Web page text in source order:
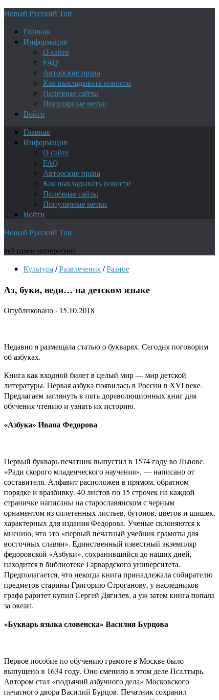
Новый Русский Топ
Главная
Информация
О сайте
FAQ
Авторские права
Как выкладывать новости
Полезные сайты
Популярные метки
Войти
Главная
Информация
О сайте
FAQ
Авторские права
Как выкладывать новости
Полезные сайты
Популярные метки
Войти
Новый Русский Топ
всё самое интересное
Культура /Развлечения/Разное
Аз, буки, веди… на детском языке
Опубликовано · 15.10.2018
Недавно я размещала статью о букварях. Сегодня поговорим
об азбуках.
Книга как входной билет в целый мир — мир детской
литературы. Первая азбука появилась в России в ХVI веке.
Предлагаем заглянуть в пять дореволюционных книг для
обучения чтению и узнать их историю.
«Азбука» Ивана Федорова
Первый букварь печатник выпустил в 1574 году во Львове.
«Ради скорого младенческого научения», — написано от
составителя. Алфавит расположен в прямом, обратном
порядке и вразбивку. 40 листов по 15 строчек на каждой
страничке написаны на старославянском с черным
орнаментом из сплетенных листьев, бутонов, цветов и шишек,
характерных для издания Федорова. Ученые склоняются к
мнению, что это «первый печатный учебник грамоты для
восточных славян». Единственный известный экземпляр
федоровской «Азбуки», сохранившийся до наших дней,
находится в библиотеке Гарвардского университета.
Предполагается, что некогда книга принадлежала собирателю
предметов старины Григорию Строганову, у наследников
графа раритет купил Сергей Дягилев, а уж затем книга попала
за океан.
«Букварь языка словенска» Василия Бурцова
Первое пособие по обучению грамоте в Москве было
выпущено в 1634 году. Оно сменило в этом деле Псалтырь.
Автором стал «подъячий азбучного дела» Московского
печатного двора Василий Бурцов. Печатник сохранил